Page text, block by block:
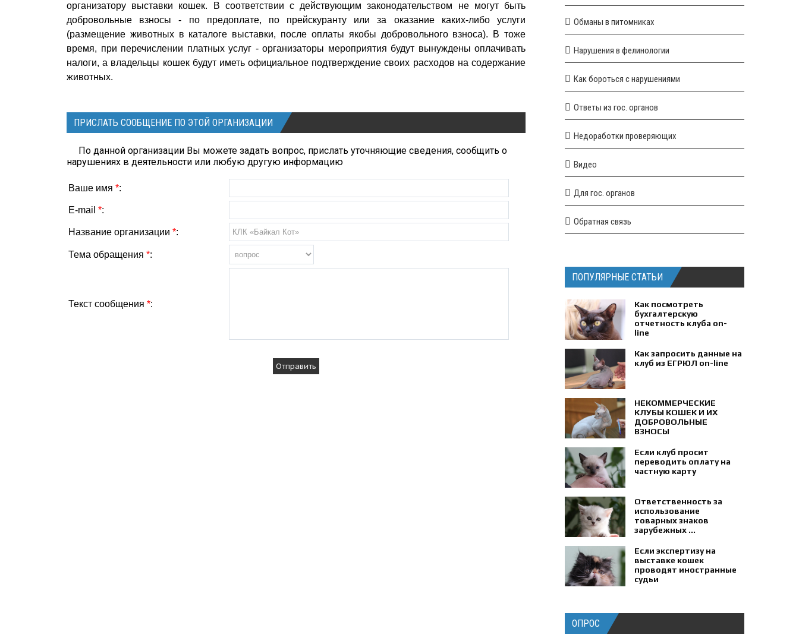
организатору выставки кошек. В соответствии с действующим законодательством не могут быть
добровольные взносы - по предоплате, по прейскуранту или за оказание каких-либо услуги
(размещение животных в каталоге выставки, после оплаты якобы добровольного взноса). В тоже
время, при перечислении платных услуг - организаторы мероприятия будут вынуждены оплачивать
налоги, а владельцы кошек будут иметь официальное подтверждение своих расходов на содержание
животных.
ПРИСЛАТЬ СООБЩЕНИЕ ПО ЭТОЙ ОРГАНИЗАЦИИ
По данной организации Вы можете задать вопрос, прислать уточняющие сведения, сообщить о
нарушениях в деятельности или любую другую информацию
Ваше имя *:
E-mail *:
Название организации *:
Тема обращения *:
Текст сообщения *:
Обманы в питомниках
Нарушения в фелинологии
Как бороться с нарушениями
Ответы из гос. органов
Недоработки проверяющих
Видео
Для гос. органов
Обратная связь
ПОПУЛЯРНЫЕ СТАТЬИ
Как посмотреть
бухгалтерскую
отчетность клуба on-
line
Как запросить данные на
клуб из ЕГРЮЛ on-line
НЕКОММЕРЧЕСКИЕ
КЛУБЫ КОШЕК И ИХ
ДОБРОВОЛЬНЫЕ
ВЗНОСЫ
Если клуб просит
переводить оплату на
частную карту
Ответственность за
использование
товарных знаков
зарубежных ...
Если экспертизу на
выставке кошек
проводят иностранные
судьи
ОПРОС